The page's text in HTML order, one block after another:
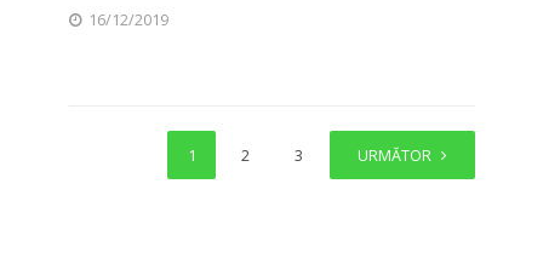
16/12/2019
1 2 3 URMĂTOR